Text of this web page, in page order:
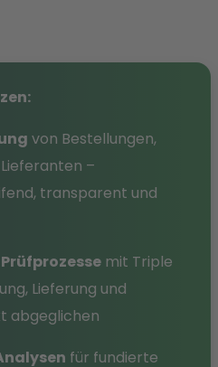
von Bestellungen,
–
transparent und
mit Triple
Lieferung und
abgeglichen
für fundierte